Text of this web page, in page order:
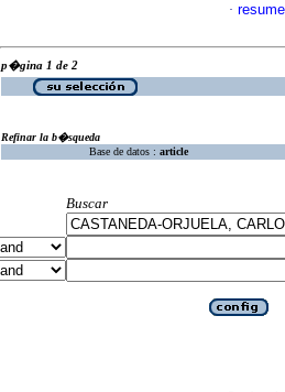
·
p�gina 1 de 2
Refinar la b�squeda
Base de datos : article
Buscar